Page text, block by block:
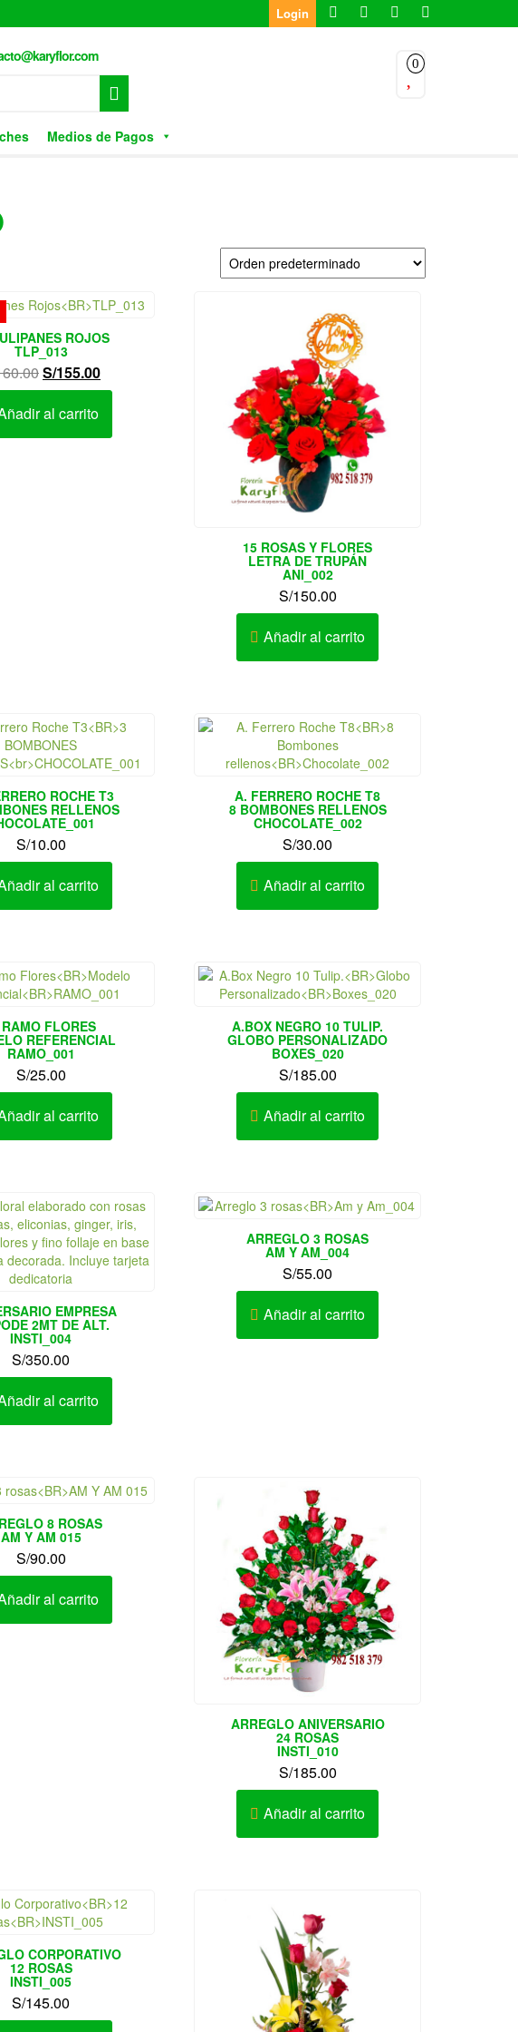
Login
0
Medios de Pagos
ROJOS
TLP_013
El
precio
original
S/155.00El
precio
es:
al carrito
15 ROSAS Y FLORES
LETRA DE TRUPÁN
ANI_002
S/150.00
Añadir al carrito
ROCHE T3
RELLENOS
S/10.00
al carrito
A. FERRERO ROCHE T8
8 BOMBONES RELLENOS
CHOCOLATE_002
S/30.00
Añadir al carrito
FLORES
REFERENCIAL
RAMO_001
S/25.00
al carrito
A.BOX NEGRO 10 TULIP.
GLOBO PERSONALIZADO
BOXES_020
S/185.00
Añadir al carrito
EMPRESA
2MT DE ALT.
INSTI_004
S/350.00
al carrito
ARREGLO 3 ROSAS
AM Y AM_004
S/55.00
Añadir al carrito
8 ROSAS
AM Y AM 015
S/90.00
al carrito
ARREGLO ANIVERSARIO
24 ROSAS
INSTI_010
S/185.00
Añadir al carrito
CORPORATIVO
12 ROSAS
INSTI_005
S/145.00